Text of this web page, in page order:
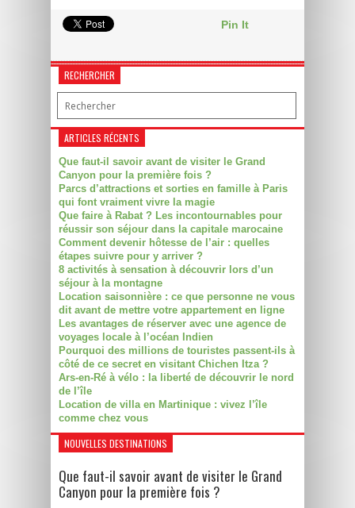
Pin It
RECHERCHER
ARTICLES RÉCENTS
Que faut-il savoir avant de visiter le Grand
Canyon pour la première fois ?
Parcs d’attractions et sorties en famille à Paris
qui font vraiment vivre la magie
Que faire à Rabat ? Les incontournables pour
réussir son séjour dans la capitale marocaine
Comment devenir hôtesse de l’air : quelles
étapes suivre pour y arriver ?
8 activités à sensation à découvrir lors d’un
séjour à la montagne
Location saisonnière : ce que personne ne vous
dit avant de mettre votre appartement en ligne
Les avantages de réserver avec une agence de
voyages locale à l’océan Indien
Pourquoi des millions de touristes passent-ils à
côté de ce secret en visitant Chichen Itza ?
Ars-en-Ré à vélo : la liberté de découvrir le nord
de l’île
Location de villa en Martinique : vivez l’île
comme chez vous
NOUVELLES DESTINATIONS
Que faut-il savoir avant de visiter le Grand
Canyon pour la première fois ?